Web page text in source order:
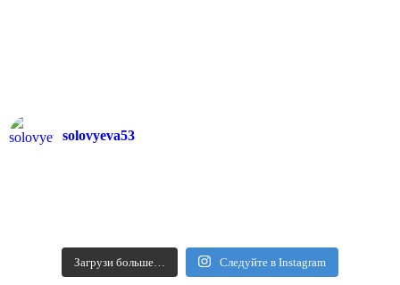
solovyeva53
Загрузи больше… Следуйте в Instagram